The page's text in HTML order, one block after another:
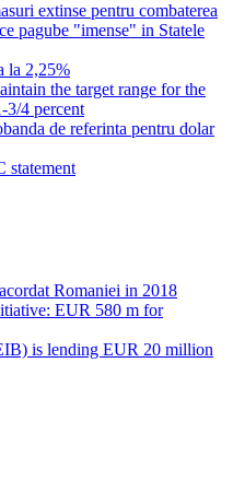
extinse pentru combaterea
pagube "imense" in Statele
la 2,25%
the target range for the
3/4 percent
de referinta pentru dolar
statement
Romaniei in 2018
EUR 580 m for
is lending EUR 20 million